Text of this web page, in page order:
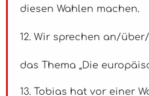
diesen Wahlen machen.
12. Wir sprechen an/
das Thema „Die
13. Tobias hat vor einer